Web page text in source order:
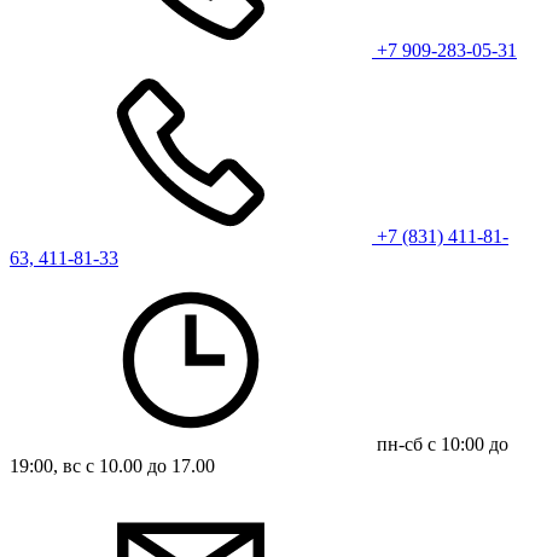
+7 909-283-05-31
+7 (831) 411-81-
63, 411-81-33
пн-сб с 10:00 до
19:00, вс с 10.00 до 17.00